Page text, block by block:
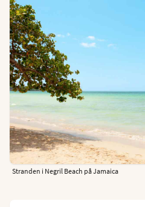
Stranden i Negril Beach på Jamaica